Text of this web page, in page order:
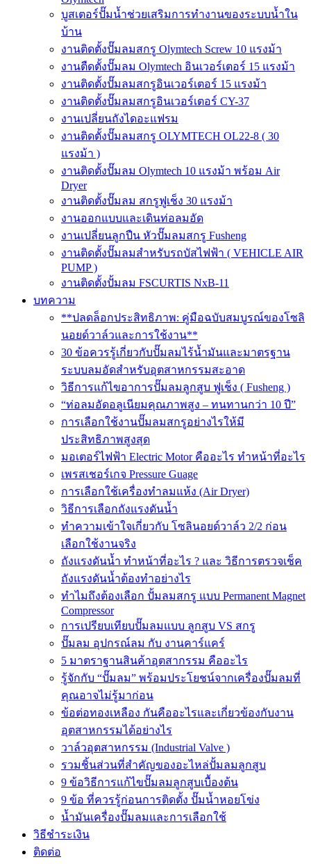
บูสเตอร์ปั๊มน้ำช่วยเสริมการทำงานของระบบน้ำใน
บ้าน
งานติดตั้งปั๊มลมสกรู Olymtech Screw 10 แรงม้า
งานตืดตั้งปั๊มลม Olymtech อินเวอร์เตอร์ 15 แรงม้า
งานติดตั้งปั๊มลมสกรูอินเวอร์เตอร์ 15 แรงม้า
งานติดตั้งปั๊มลมสกรูอินเวอร์เตอร์ CY-37
งานเปลี่ยนถังไดอะแฟรม
งานติดตั้งปั๊มลมสกรู OLYMTECH OL22-8 ( 30
แรงม้า )
งานติดตั้งปั๊มลม Olymtech 10 แรงม้า พร้อม Air
Dryer
งานติดตั้งปั๊มลม สกรูฟูเช็ง 30 แรงม้า
งานออกแบบและเดินท่อลมอัด
งานเปลี่ยนลูกปืน หัวปั๊มลมสกรู Fusheng
งานติดตั้งปั๊มลมสำหรับรถบัสไฟฟ้า ( VEHICLE AIR
PUMP )
งานติดตั้งปั้มลม FSCURTIS NxB-11
บทความ
**ปลดล็อกประสิทธิภาพ: คู่มือฉบับสมบูรณ์ของโซลิ
นอยด์วาล์วและการใช้งาน**
30 ข้อควรรู้เกี่ยวกับปั๊มลมไร้น้ำมันและมาตรฐาน
ระบบลมอัดสำหรับอุตสาหกรรมสะอาด
วิธีการแก้ไขอาการปั๊มลมลูกสูบ ฟูเช็ง ( Fusheng )
“ท่อลมอัดอลูเนียมคุณภาพสูง – ทนทานกว่า 10 ปี”
การเลือกใช้งานปั๊มลมสกรูอย่างไรให้มี
ประสิทธิภาพสูงสุด
มอเตอร์ไฟฟ้า Electric Motor คืออะไร ทำหน้าที่อะไร
เพรสเชอร์เกจ Pressure Guage
การเลือกใช้เครื่องทำลมแห้ง (Air Dryer)
วิธีการเลือกถังแรงดันน้ำ
ทำความเข้าใจเกี่ยวกับ โซลินอยด์วาล์ว 2/2 ก่อน
เลือกใช้งานจริง
ถังแรงดันน้ำ ทำหน้าที่อะไร ? และ วิธีการตรวจเช็ค
ถังแรงดันน้ำต้องทำอย่างไร
ทำไมถึงต้องเลือก ปั้มลมสกรู แบบ Permanent Magnet
Compressor
การเปรียบเทียบปั๊มลมแบบ ลูกสูบ VS สกรู
ปั๊มลม อุปกรณ์ลม กับ งานคาร์แคร์
5 มาตราฐานสินค้าอุตสากรรม คืออะไร
รู้จักกับ “ปั๊มลม” พร้อมประโยชน์จากเครื่องปั๊มลมที่
คุณอาจไม่รู้มาก่อน
ข้อต่อทองเหลือง กันคืออะไรและเกี่ยวข้องกับงาน
อุตสาหกรรมได้อย่างไร
วาล์วอุตสาหกรรม (Industrial Valve )
รวมชิ้นส่วนที่สำคัญของอะไหล่ปั้มลมลูกสูบ
9 ข้อวิธีการแก้ไขปั๊มลมลูกสูบเบื้องต้น
9 ข้อ ที่ควรรู้ก่อนการติดตั้ง ปั๊มน้ำหอยโข่ง
น้ำมันเครื่องปั๊มลมและการเลือกใช้
วิธีชำระเงิน
ติดต่อ